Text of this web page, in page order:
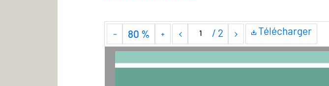
80 % / 2 Télécharger